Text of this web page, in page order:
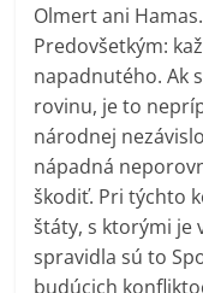
Olmert ani
Predovšetkým:
napadnutého. Ak
rovinu, je to
národnej
nápadná
škodiť. Pri týchto
štáty, s ktorými je
spravidla sú to
budúcich